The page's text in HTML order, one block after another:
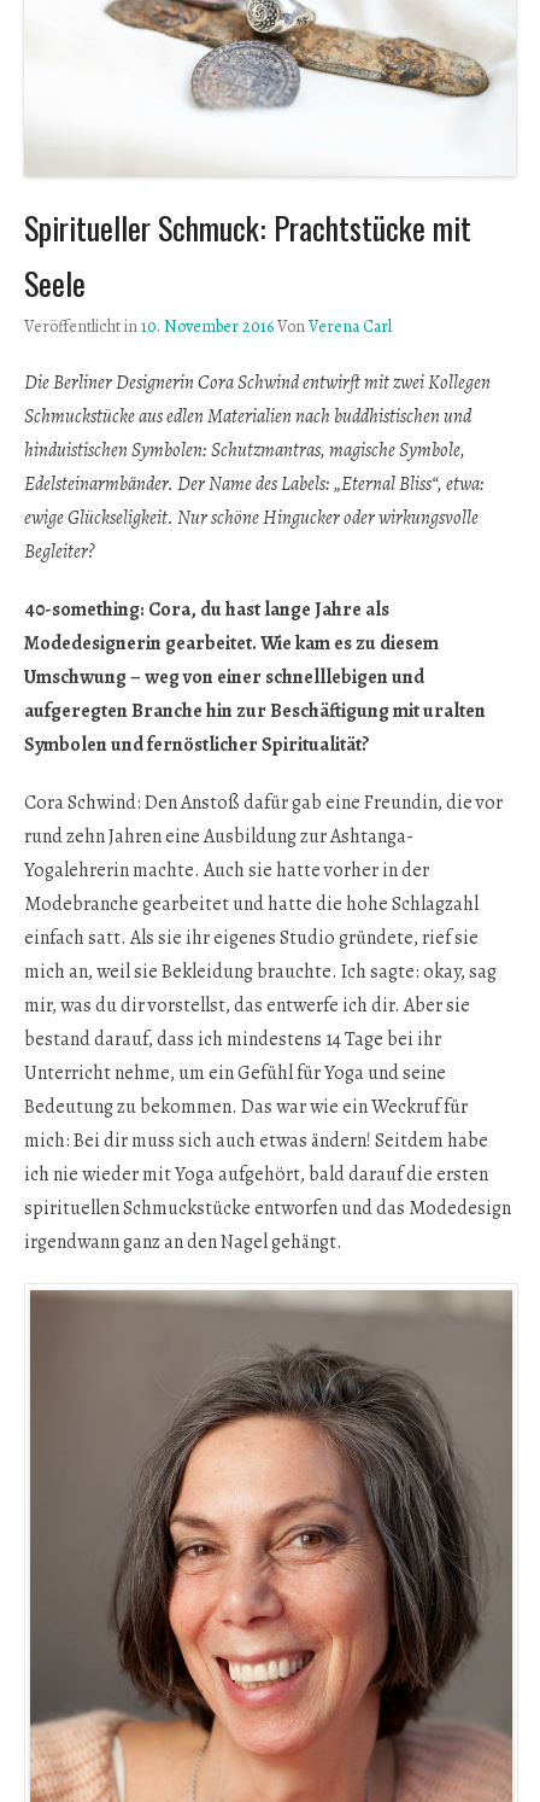
Spiritueller Schmuck: Prachtstücke mit
Seele
Veröffentlicht in10. November 2016VonVerena Carl
Die Berliner Designerin Cora Schwind entwirft mit zwei Kollegen
Schmuckstücke aus edlen Materialien nach buddhistischen und
hinduistischen Symbolen: Schutzmantras, magische Symbole,
Edelsteinarmbänder. Der Name des Labels: „Eternal Bliss“, etwa:
ewige Glückseligkeit. Nur schöne Hingucker oder wirkungsvolle
Begleiter?
40-something: Cora, du hast lange Jahre als
Modedesignerin gearbeitet. Wie kam es zu diesem
Umschwung – weg von einer schnelllebigen und
aufgeregten Branche hin zur Beschäftigung mit uralten
Symbolen und fernöstlicher Spiritualität?
Cora Schwind: Den Anstoß dafür gab eine Freundin, die vor
rund zehn Jahren eine Ausbildung zur Ashtanga-
Yogalehrerin machte. Auch sie hatte vorher in der
Modebranche gearbeitet und hatte die hohe Schlagzahl
einfach satt. Als sie ihr eigenes Studio gründete, rief sie
mich an, weil sie Bekleidung brauchte. Ich sagte: okay, sag
mir, was du dir vorstellst, das entwerfe ich dir. Aber sie
bestand darauf, dass ich mindestens 14 Tage bei ihr
Unterricht nehme, um ein Gefühl für Yoga und seine
Bedeutung zu bekommen. Das war wie ein Weckruf für
mich: Bei dir muss sich auch etwas ändern! Seitdem habe
ich nie wieder mit Yoga aufgehört, bald darauf die ersten
spirituellen Schmuckstücke entworfen und das Modedesign
irgendwann ganz an den Nagel gehängt.